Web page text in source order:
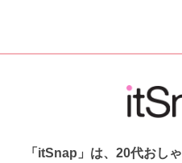
「itSnap」は、20代おし